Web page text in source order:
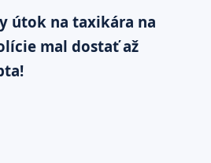
útok na taxikára na
mal dostať až